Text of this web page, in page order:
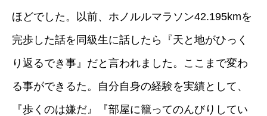
ほどでした。以前、ホノルルマラソン42.195kmを
完歩した話を同級生に話したら『天と地がひっく
り返るでき事』だと言われました。ここまで変わ
る事ができるた。自分自身の経験を実績として、
『歩くのは嫌だ』『部屋に籠ってのんびりしてい